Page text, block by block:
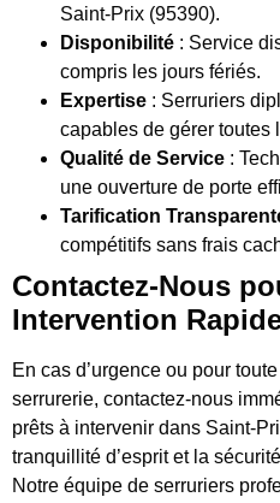
Saint-Prix (95390).
Disponibilité : Service
compris les jours fériés.
Expertise : Serruriers
capables de gérer toutes
Qualité de Service :
une ouverture de porte
Tarification
compétitifs sans frais
Contactez-Nous
Intervention
En cas d’urgence ou pour
serrurerie, contactez-nous
prêts à intervenir dans Saint-
tranquillité d’esprit et la
Notre équipe de serruriers